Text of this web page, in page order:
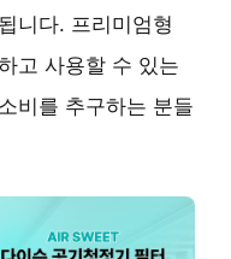
니다. 프리미엄형
고 사용할 수 있는
비를 추구하는 분들